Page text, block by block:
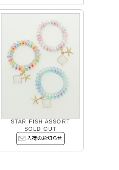
STAR FISH ASSORT
SOLD OUT